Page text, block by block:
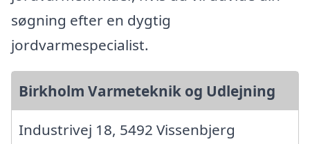
søgning efter en dygtig
jordvarmespecialist.
Birkholm Varmeteknik og Udlejning
Industrivej 18, 5492 Vissenbjerg